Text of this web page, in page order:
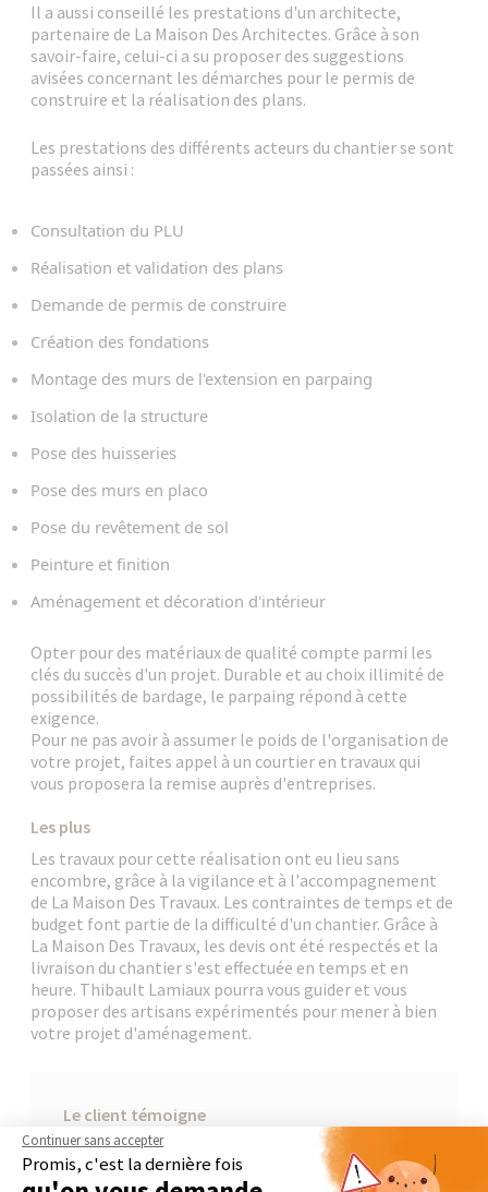
Il a aussi conseillé les prestations d'un architecte,
partenaire de La Maison Des Architectes. Grâce à son
savoir-faire, celui-ci a su proposer des suggestions
avisées concernant les démarches pour le permis de
construire et la réalisation des plans.
Les prestations des différents acteurs du chantier se sont
passées ainsi :
Consultation du PLU
Réalisation et validation des plans
Demande de permis de construire
Création des fondations
Montage des murs de l'extension en parpaing
Isolation de la structure
Pose des huisseries
Pose des murs en placo
Pose du revêtement de sol
Peinture et finition
Aménagement et décoration d'intérieur
Opter pour des matériaux de qualité compte parmi les
clés du succès d'un projet. Durable et au choix illimité de
possibilités de bardage, le parpaing répond à cette
exigence.
Pour ne pas avoir à assumer le poids de l'organisation de
votre projet, faites appel à un courtier en travaux qui
vous proposera la remise auprès d'entreprises.
Les plus
Les travaux pour cette réalisation ont eu lieu sans
encombre, grâce à la vigilance et à l'accompagnement
de La Maison Des Travaux. Les contraintes de temps et de
budget font partie de la difficulté d'un chantier. Grâce à
La Maison Des Travaux, les devis ont été respectés et la
livraison du chantier s'est effectuée en temps et en
heure. Thibault Lamiaux pourra vous guider et vous
proposer des artisans expérimentés pour mener à bien
votre projet d'aménagement.
Le client témoigne
Merci à la Maison des Travaux de Mérignies pour son
accompagnement de qualité!
Continuer sans accepter
Promis, c'est la dernière fois